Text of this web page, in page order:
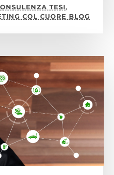
TESI,
COL CUORE BLOG